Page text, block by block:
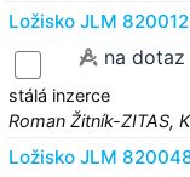
Ložisko JLM
na dotaz
stálá inzerce
Roman Žitník-ZITAS,
Ložisko JLM